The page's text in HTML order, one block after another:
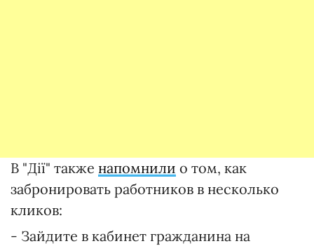
В "Дії" также напомнили о том, как
забронировать работников в несколько
кликов:
- Зайдите в кабинет гражданина на